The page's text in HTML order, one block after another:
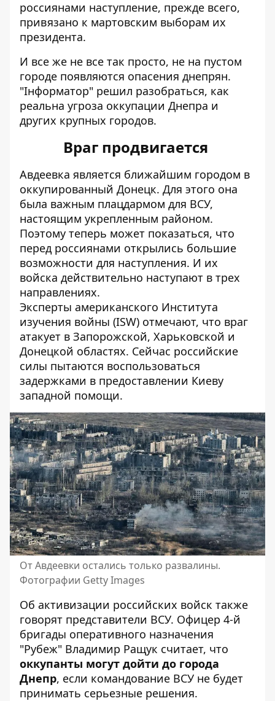
россиянами наступление, прежде всего,
привязано к мартовским выборам их
президента.
И все же не все так просто, не на пустом
городе появляются опасения днепрян.
"Інформатор" решил разобраться, как
реальна угроза оккупации Днепра и
других крупных городов.
Враг продвигается
Авдеевка является ближайшим городом в
оккупированный Донецк. Для этого она
была важным плацдармом для ВСУ,
настоящим укрепленным районом.
Поэтому теперь может показаться, что
перед россиянами открылись большие
возможности для наступления. И их
войска действительно наступают в трех
направлениях.
Эксперты американского Института
изучения войны (ISW) отмечают, что враг
атакует в Запорожской, Харьковской и
Донецкой областях. Сейчас российские
силы пытаются воспользоваться
задержками в предоставлении Киеву
западной помощи.
От Авдеевки остались только развалины.
Фотографии Getty Images
Об активизации российских войск также
говорят представители ВСУ. Офицер 4-й
бригады оперативного назначения
"Рубеж" Владимир Ращук считает, что
оккупанты могут дойти до города
Днепр, если командование ВСУ не будет
принимать серьезные решения.